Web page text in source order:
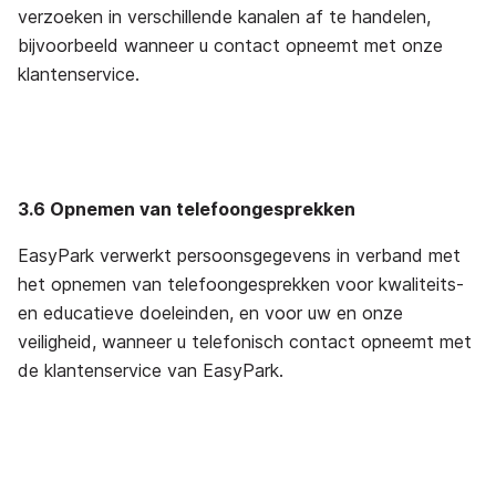
verzoeken in verschillende kanalen af te handelen,
bijvoorbeeld wanneer u contact opneemt met onze
klantenservice.
3.6 Opnemen van telefoongesprekken
EasyPark verwerkt persoonsgegevens in verband met
het opnemen van telefoongesprekken voor kwaliteits-
en educatieve doeleinden, en voor uw en onze
veiligheid, wanneer u telefonisch contact opneemt met
de klantenservice van EasyPark.